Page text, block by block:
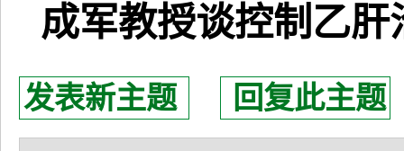
成军教授谈控制乙
发表新主题 回复此主题